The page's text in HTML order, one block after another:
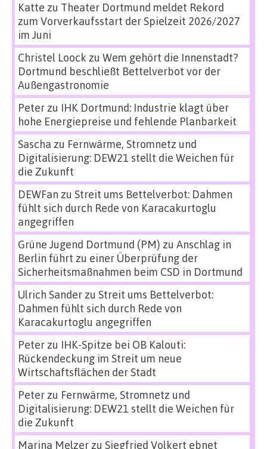
Katte zu Theater Dortmund meldet Rekord
zum Vorverkaufsstart der Spielzeit 2026/2027
im Juni
Christel Loock zu Wem gehört die Innenstadt?
Dortmund beschließt Bettelverbot vor der
Außengastronomie
Peterzu IHK Dortmund: Industrie klagt über
hohe Energiepreise und fehlende Planbarkeit
Sascha zu Fernwärme, Stromnetz und
Digitalisierung: DEW21 stellt die Weichen für
die Zukunft
DEWFan zu Streit ums Bettelverbot: Dahmen
fühlt sich durch Rede von Karacakurtoglu
angegriffen
Grüne Jugend Dortmund (PM) zu Anschlag in
Berlin führt zu einer Überprüfung der
Sicherheitsmaßnahmen beim CSD in Dortmund
Ulrich Sanderzu Streit ums Bettelverbot:
Dahmen fühlt sich durch Rede von
Karacakurtoglu angegriffen
Peterzu IHK-Spitze bei OB Kalouti:
Rückendeckung im Streit um neue
Wirtschaftsflächen der Stadt
Peterzu Fernwärme, Stromnetz und
Digitalisierung: DEW21 stellt die Weichen für
die Zukunft
Marina Melzerzu Siegfried Volkert ebnet